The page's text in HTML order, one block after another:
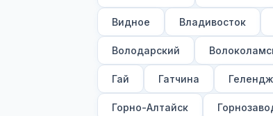
Видное Владивосток
Володарский
Гай Гатчина
Горно-Алтайск